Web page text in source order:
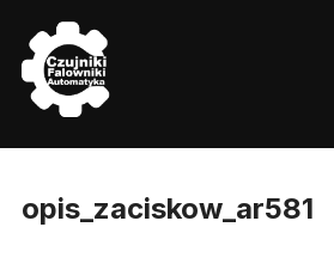
content
opis_zaciskow_ar581